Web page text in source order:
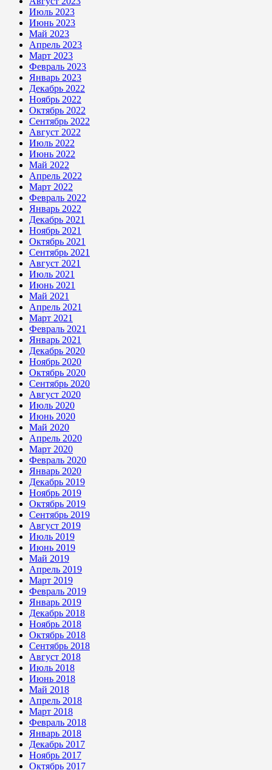
Июль 2023
Июнь 2023
Май 2023
Апрель 2023
Март 2023
Февраль 2023
Январь 2023
Декабрь 2022
Ноябрь 2022
Октябрь 2022
Сентябрь 2022
Август 2022
Июль 2022
Июнь 2022
Май 2022
Апрель 2022
Март 2022
Февраль 2022
Январь 2022
Декабрь 2021
Ноябрь 2021
Октябрь 2021
Сентябрь 2021
Август 2021
Июль 2021
Июнь 2021
Май 2021
Апрель 2021
Март 2021
Февраль 2021
Январь 2021
Декабрь 2020
Ноябрь 2020
Октябрь 2020
Сентябрь 2020
Август 2020
Июль 2020
Июнь 2020
Май 2020
Апрель 2020
Март 2020
Февраль 2020
Январь 2020
Декабрь 2019
Ноябрь 2019
Октябрь 2019
Сентябрь 2019
Август 2019
Июль 2019
Июнь 2019
Май 2019
Апрель 2019
Март 2019
Февраль 2019
Январь 2019
Декабрь 2018
Ноябрь 2018
Октябрь 2018
Сентябрь 2018
Август 2018
Июль 2018
Июнь 2018
Май 2018
Апрель 2018
Март 2018
Февраль 2018
Январь 2018
Декабрь 2017
Ноябрь 2017
Октябрь 2017